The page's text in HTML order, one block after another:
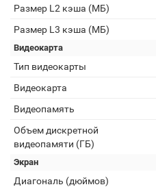
Размер L2 кэша (МБ)
Размер L3 кэша (МБ)
Видеокарта
Тип видеокарты
Видеокарта
Видеопамять
Объем дискретной
видеопамяти (ГБ)
Экран
Диагональ (дюймов)